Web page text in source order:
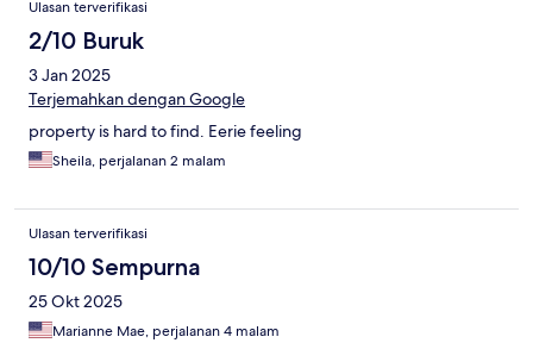
Ulasan terverifikasi
2/10 Buruk
3 Jan 2025
Terjemahkan dengan Google
property is hard to find. Eerie feeling
Sheila, perjalanan 2 malam
Ulasan terverifikasi
10/10 Sempurna
25 Okt 2025
Marianne Mae, perjalanan 4 malam